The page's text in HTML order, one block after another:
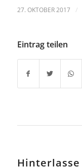
27. OKTOBER 2017 /
Eintrag teilen